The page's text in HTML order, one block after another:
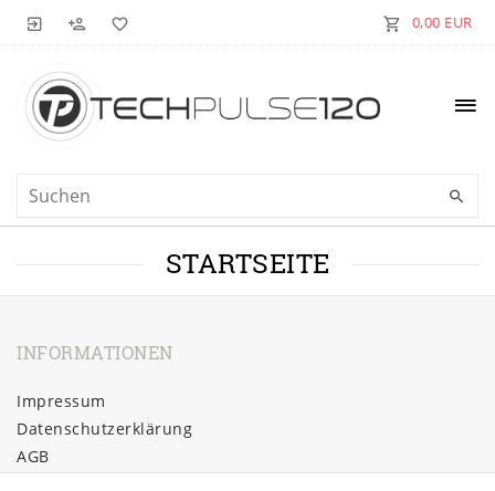
0,00 EUR
STARTSEITE
INFORMATIONEN
Impressum
Daten­schutz­erklärung
AGB